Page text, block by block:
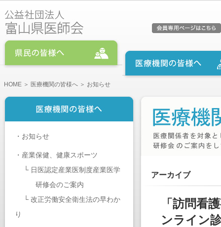
HOME ＞ 医療機関の皆様へ ＞ お知らせ
・ お知らせ
・ 産業保健、健康スポーツ
└ 日医認定産業医制度産業医学
研修会のご案内
└ 改正労働安全衛生法の早わか
り
アーカイブ
「訪問看
ンライン